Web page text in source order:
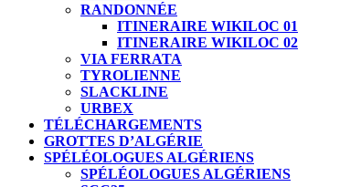
RANDONNÉE
ITINERAIRE WIKILOC 01
ITINERAIRE WIKILOC 02
VIA FERRATA
TYROLIENNE
SLACKLINE
URBEX
TÉLÉCHARGEMENTS
GROTTES D’ALGÉRIE
SPÉLÉOLOGUES ALGÉRIENS
SPÉLÉOLOGUES ALGÉRIENS